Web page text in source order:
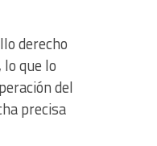
derecho
que lo
del
precisa